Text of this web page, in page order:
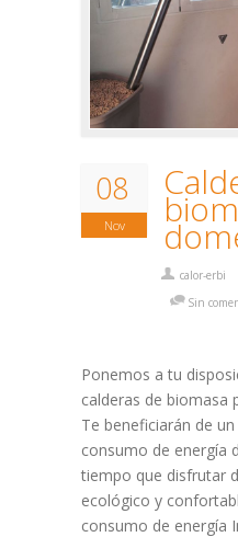
08
Nov
calor-erbi
Sin
Ponemos a tu
calderas de biomasa
Te beneficiarán de
consumo de energía
tiempo que disfrutar
ecológico y
consumo de energía